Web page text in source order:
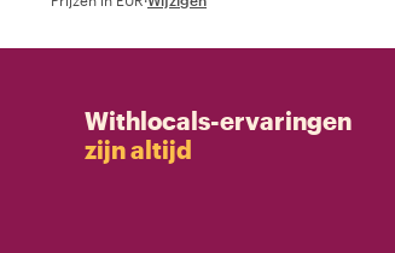
Withlocals-ervaringen
zijn altijd